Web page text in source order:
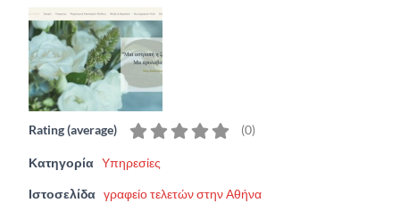
Rating (average) (0)
Κατηγορία Υπηρεσίες
Ιστοσελίδα γραφείο τελετών στην Αθήνα